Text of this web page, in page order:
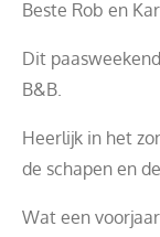
Beste Rob en
Dit
B&B.
Heerlijk in het
de schapen en
Wat een